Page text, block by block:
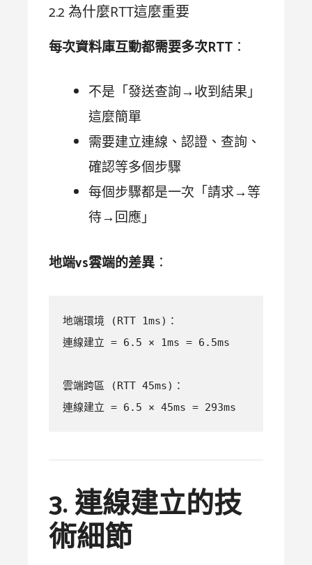
2.2 為什麼RTT這麼重要
每次資料庫互動都需要多次RTT ：
不是「發送查詢→收到結果」
這麼簡單
需要建立連線、認證、查詢、
確認等多個步驟
每個步驟都是一次「請求→等
待→回應」
地端vs雲端的差異 ：
地端環境 (RTT 1ms)：
連線建立 = 6.5 × 1ms = 6.5ms
雲端跨區 (RTT 45ms)：
連線建立 = 6.5 × 45ms = 293ms
3. 連線建立的技
術細節